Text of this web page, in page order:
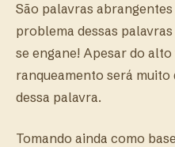
São palavras
problema dessas
se engane! Apesar do
ranqueamento será
dessa palavra.
Tomando ainda como